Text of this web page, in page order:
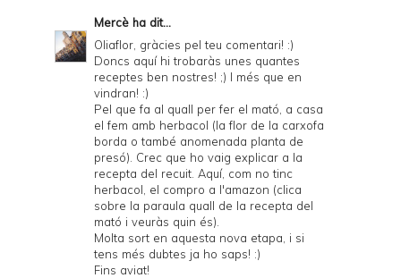
Mercè ha dit...
Oliaflor, gràcies pel teu comentari! :)
Doncs aquí hi trobaràs unes quantes
receptes ben nostres! ;) I més que en
vindran! :)
Pel que fa al quall per fer el mató, a casa
el fem amb herbacol (la flor de la carxofa
borda o també anomenada planta de
presó). Crec que ho vaig explicar a la
recepta del recuit. Aquí, com no tinc
herbacol, el compro a l'amazon (clica
sobre la paraula quall de la recepta del
mató i veuràs quin és).
Molta sort en aquesta nova etapa, i si
tens més dubtes ja ho saps! :)
Fins aviat!